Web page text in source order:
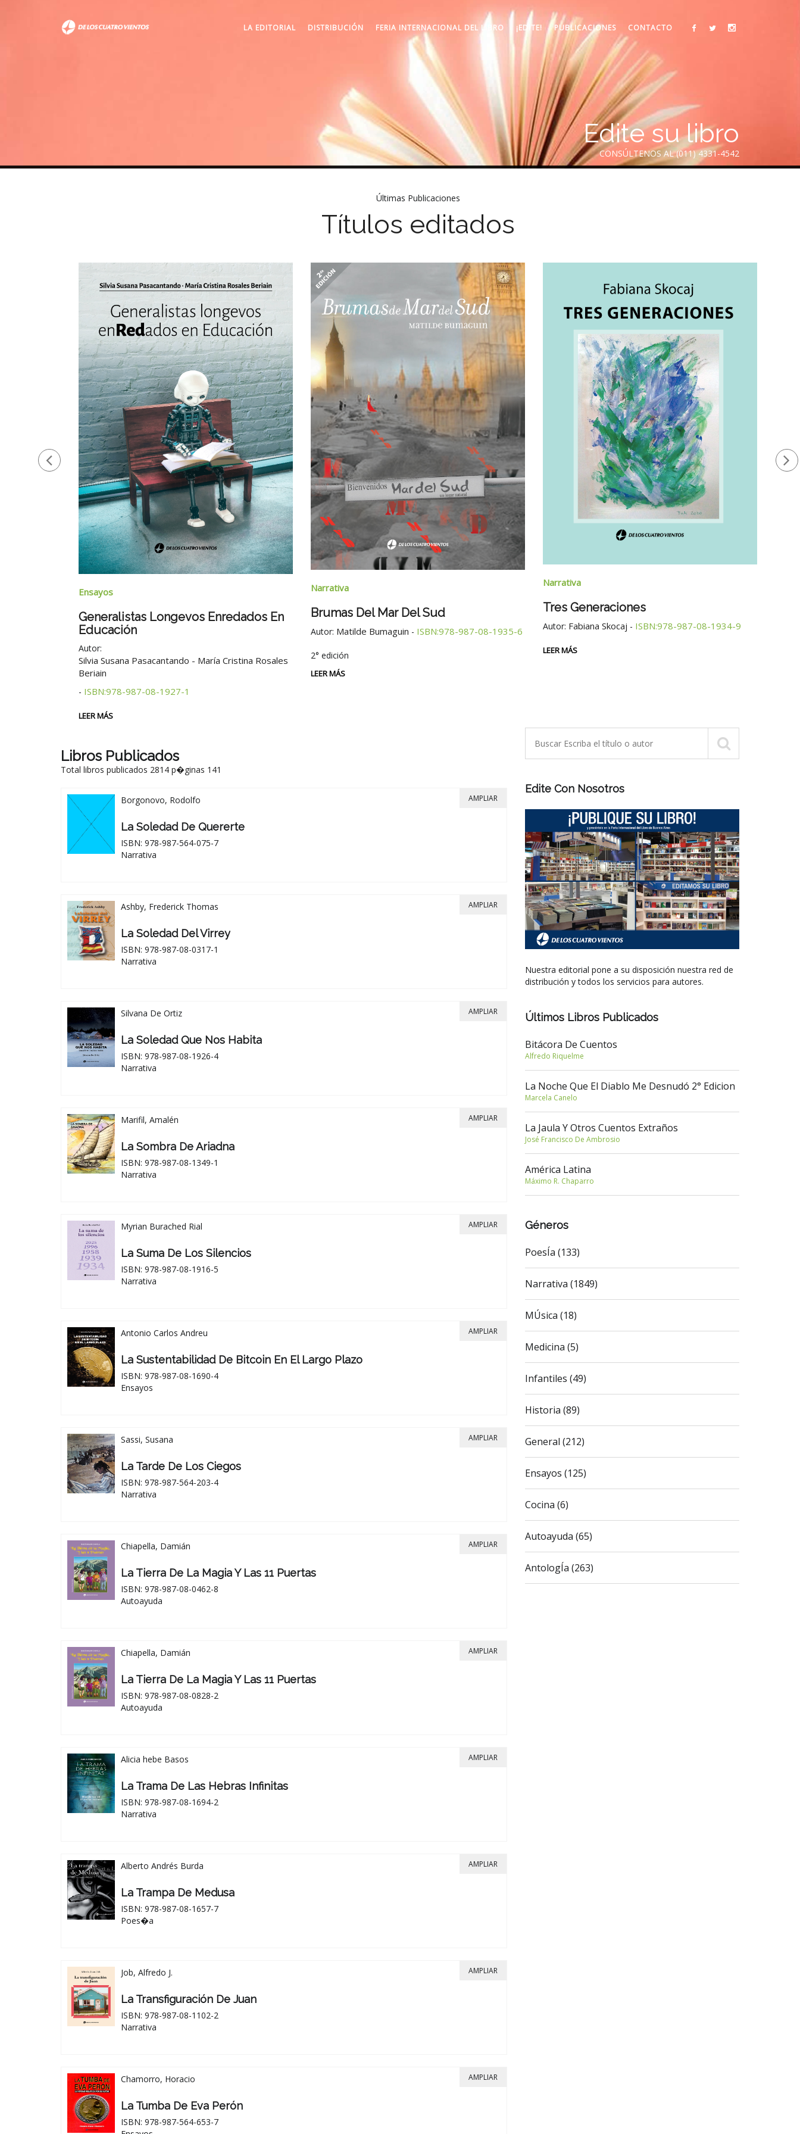
LA EDITORIAL DISTRIBUCIÓN FERIA INTERNACIONAL DEL LIBRO ¡EDITE! PUBLICACIONES CONTACTO
Edite su libro
CONSÚLTENOS AL (011) 4331-4542
Últimas Publicaciones
Títulos editados
Ensayos
Generalistas Longevos Enredados En
Educación
Autor:
Silvia Susana Pasacantando - María Cristina Rosales
Beriain
- ISBN:978-987-08-1927-1
LEER MÁS
Narrativa
Brumas Del Mar Del Sud
Autor: Matilde Bumaguin - ISBN:978-987-08-1935-6
2° edición
LEER MÁS
Narrativa
Tres Generaciones
Autor: Fabiana Skocaj - ISBN:978-987-08-1934-9
LEER MÁS
Libros Publicados
Total libros publicados 2814 p�ginas 141
Borgonovo, Rodolfo
La Soledad De Quererte
ISBN: 978-987-564-075-7
Narrativa
AMPLIAR
Ashby, Frederick Thomas
La Soledad Del Virrey
ISBN: 978-987-08-0317-1
Narrativa
AMPLIAR
Silvana De Ortiz
La Soledad Que Nos Habita
ISBN: 978-987-08-1926-4
Narrativa
AMPLIAR
Marifil, Amalén
La Sombra De Ariadna
ISBN: 978-987-08-1349-1
Narrativa
AMPLIAR
Myrian Burached Rial
La Suma De Los Silencios
ISBN: 978-987-08-1916-5
Narrativa
AMPLIAR
Antonio Carlos Andreu
La Sustentabilidad De Bitcoin En El Largo Plazo
ISBN: 978-987-08-1690-4
Ensayos
AMPLIAR
Sassi, Susana
La Tarde De Los Ciegos
ISBN: 978-987-564-203-4
Narrativa
AMPLIAR
Chiapella, Damián
La Tierra De La Magia Y Las 11 Puertas
ISBN: 978-987-08-0462-8
Autoayuda
AMPLIAR
Chiapella, Damián
La Tierra De La Magia Y Las 11 Puertas
ISBN: 978-987-08-0828-2
Autoayuda
AMPLIAR
Alicia hebe Basos
La Trama De Las Hebras Infinitas
ISBN: 978-987-08-1694-2
Narrativa
AMPLIAR
Alberto Andrés Burda
La Trampa De Medusa
ISBN: 978-987-08-1657-7
Poes�a
AMPLIAR
Job, Alfredo J.
La Transfiguración De Juan
ISBN: 978-987-08-1102-2
Narrativa
AMPLIAR
Chamorro, Horacio
La Tumba De Eva Perón
ISBN: 978-987-564-653-7
AMPLIAR
Edite Con Nosotros
Nuestra editorial pone a su disposición nuestra red de
distribución y todos los servicios para autores.
Últimos Libros Publicados
Bitácora De Cuentos
Alfredo Riquelme
La Noche Que El Diablo Me Desnudó 2° Edicion
Marcela Canelo
La Jaula Y Otros Cuentos Extraños
José Francisco De Ambrosio
América Latina
Máximo R. Chaparro
Géneros
PoesÍa (133)
Narrativa (1849)
MÚsica (18)
Medicina (5)
Infantiles (49)
Historia (89)
General (212)
Ensayos (125)
Cocina (6)
Autoayuda (65)
AntologÍa (263)